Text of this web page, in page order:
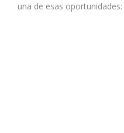
una de esas